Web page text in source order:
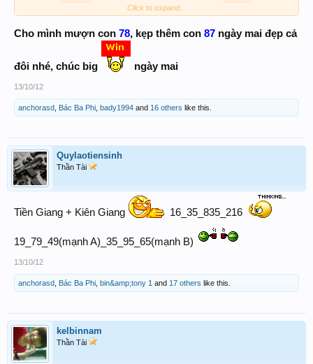
Chúc toàn thể 4room BigWin
Click to expand...
Cho mình mượn con 78, kẹp thêm con 87 ngày mai đẹp cả
đôi nhé, chúc big ngày mai
13/10/12
anchorasd Bác Ba Phi bady1994 and 16 others like this.
Quylaotiensinh
Thần Tài
Tiền Giang + Kiên Giang 16_35_835_216
19_79_49(mạnh A)_35_95_65(mạnh B)
13/10/12
anchorasd Bác Ba Phi bin&amp;tony 1 and 17 others like this.
kelbinnam
Thần Tài